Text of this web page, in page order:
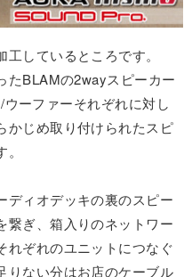
しているところです。
たBLAMの2wayスピーカー
ーファーそれぞれに対し
かじめ取り付けられたスピ
ディオデッキの裏のスピー
繋ぎ、箱入りのネットワー
れぞれのユニットにつなぐ
りない分はお店のケーブル